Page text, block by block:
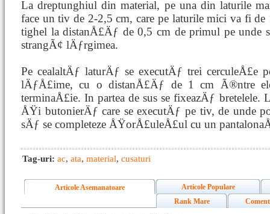
La dreptunghiul din material, pe una din laturile
face un tiv de 2-2,5 cm, care pe laturile mici va fi
tighel la distanÅ£Äƒ de 0,5 cm de primul pe unde
strangÃ¢ lÄƒrgimea.
Pe cealaltÄƒ laturÄƒ se executÄƒ trei cerculeÅ£e
lÄƒÅ£ime, cu o distanÅ£Äƒ de 1 cm Ã®ntre
terminaÅ£ie. In partea de sus se fixeazÄƒ bretelele.
ÅŸi butonierÄƒ care se executÄƒ pe tiv, de unde
sÄƒ se completeze ÅŸorÅ£uleÅ£ul cu un
Tag-uri: ac, ata, material, cusaturi
Articole Asemanatoare
Articole Populare
Rank Mare